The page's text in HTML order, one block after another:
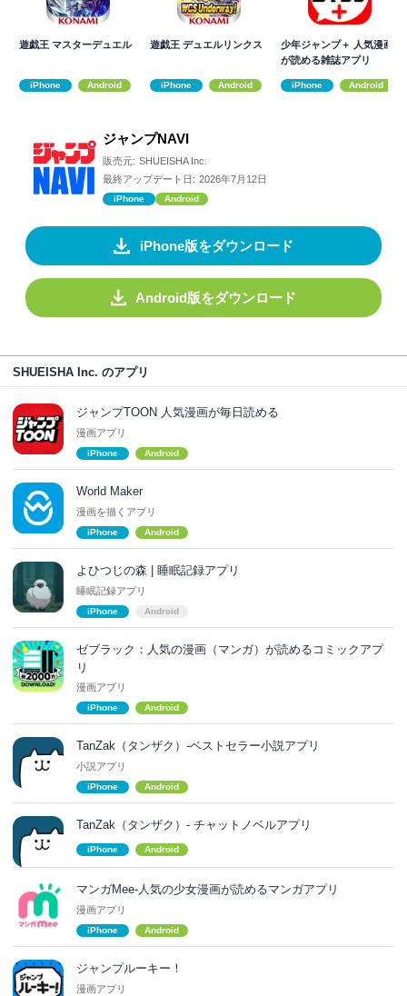
遊戯王 マスターデュエル
iPhone Android
遊戯王 デュエルリンクス
iPhone Android
少年ジャンプ＋ 人気漫画
が読める雑誌アプリ
iPhone Android
ジャンプNAVI
販売元: SHUEISHA Inc.
最終アップデート日: 2026年7月12日
iPhone Android
iPhone版をダウンロード
Android版をダウンロード
SHUEISHA Inc. のアプリ
ジャンプTOON 人気漫画が毎日読める
漫画アプリ
iPhone Android
World Maker
漫画を描くアプリ
iPhone Android
よひつじの森 | 睡眠記録アプリ
睡眠記録アプリ
iPhone Android
ゼブラック：人気の漫画（マンガ）が読めるコミックアプ
リ
漫画アプリ
iPhone Android
TanZak（タンザク）-ベストセラー小説アプリ
小説アプリ
iPhone Android
TanZak（タンザク）- チャットノベルアプリ
iPhone Android
マンガMee-人気の少女漫画が読めるマンガアプリ
漫画アプリ
iPhone Android
ジャンプルーキー！
漫画アプリ